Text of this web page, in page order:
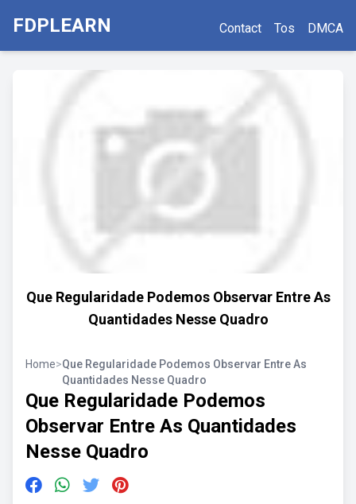
FDPLEARN Contact Tos DMCA
Que Regularidade Podemos Observar Entre As
Quantidades Nesse Quadro
Home>Que Regularidade Podemos Observar Entre As
Quantidades Nesse Quadro
Que Regularidade Podemos
Observar Entre As Quantidades
Nesse Quadro